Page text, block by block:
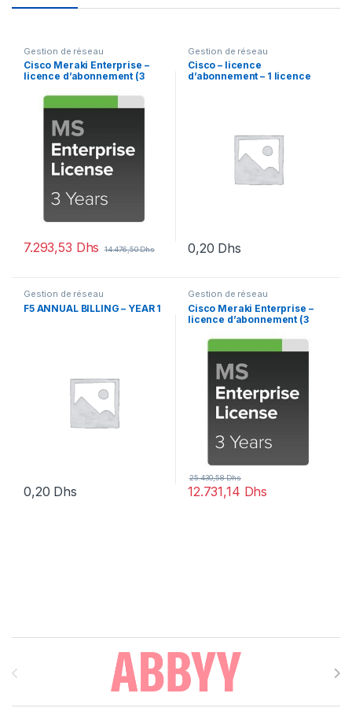
Gestion de réseau
Cisco Meraki Enterprise –
licence d’abonnement (3
Support – 1 switch
7.293,53 Dhs 14.476,50Dhs
Gestion de réseau
Cisco – licence
d’abonnement – 1 licence
0,20 Dhs
Gestion de réseau
F5 ANNUAL BILLING – YEAR 1
0,20 Dhs
Gestion de réseau
Cisco Meraki Enterprise –
licence d’abonnement (3
Support – 1 switch
12.731,14 Dhs
25.430,58Dhs
Brands Carousel